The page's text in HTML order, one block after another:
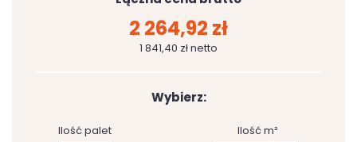
2 264,92 zł
1 841,40 zł netto
Wybierz:
Ilość palet
Ilość m²